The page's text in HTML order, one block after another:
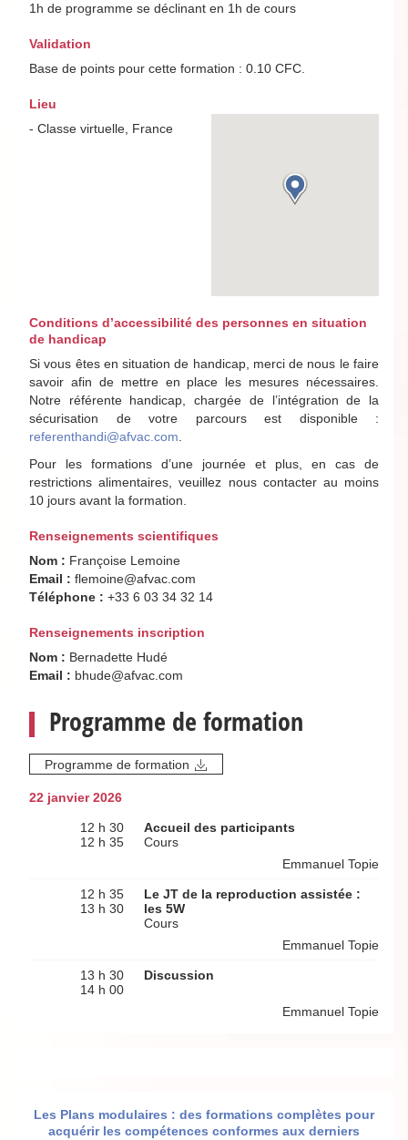
1h de programme se déclinant en 1h de cours
Validation
Base de points pour cette formation : 0.10 CFC.
Lieu
- Classe virtuelle, France
Conditions d’accessibilité des personnes en situation
de handicap
Si vous êtes en situation de handicap, merci de nous le faire
savoir afin de mettre en place les mesures nécessaires.
Notre référente handicap, chargée de l’intégration de la
sécurisation de votre parcours est disponible :
referenthandi@afvac.com
Pour les formations d’une journée et plus, en cas de
restrictions alimentaires, veuillez nous contacter au moins
10 jours avant la formation.
Renseignements scientifiques
Nom : Françoise Lemoine
Email : flemoine@afvac.com
Téléphone : +33 6 03 34 32 14
Renseignements inscription
Nom : Bernadette Hudé
Email : bhude@afvac.com
Programme de formation
Programme de formation
22 janvier 2026
12 h 30
12 h 35
Accueil des participants
Cours
Emmanuel Topie
12 h 35
13 h 30
Le JT de la reproduction assistée :
les 5W
Cours
Emmanuel Topie
13 h 30
14 h 00
Discussion
Emmanuel Topie
Les Plans modulaires : des formations complètes pour
acquérir les compétences conformes aux derniers